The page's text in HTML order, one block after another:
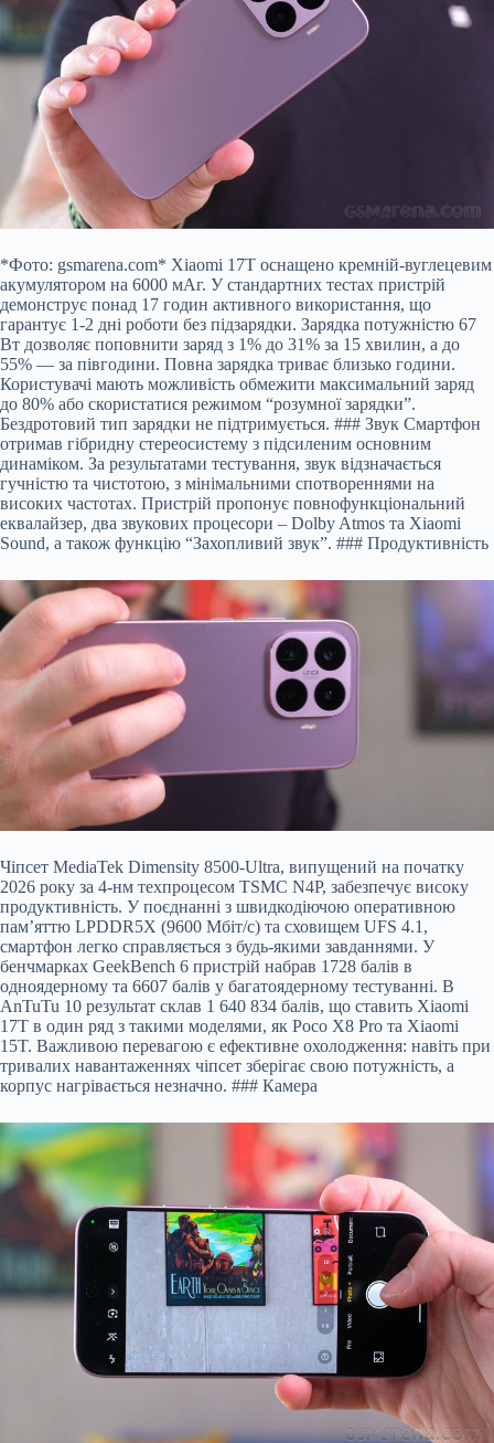
*Фото: gsmarena.com* Xiaomi 17T оснащено кремній-вуглецевим
акумулятором на 6000 мАг. У стандартних тестах пристрій
демонструє понад 17 годин активного використання, що
гарантує 1-2 дні роботи без підзарядки. Зарядка потужністю 67
Вт дозволяє поповнити заряд з 1% до 31% за 15 хвилин, а до
55% — за півгодини. Повна зарядка триває близько години.
Користувачі мають можливість обмежити максимальний заряд
до 80% або скористатися режимом “розумної зарядки”.
Бездротовий тип зарядки не підтримується. ### Звук Смартфон
отримав гібридну стереосистему з підсиленим основним
динаміком. За результатами тестування, звук відзначається
гучністю та чистотою, з мінімальними спотвореннями на
високих частотах. Пристрій пропонує повнофункціональний
еквалайзер, два звукових процесори – Dolby Atmos та Xiaomi
Sound, а також функцію “Захопливий звук”. ### Продуктивність
Чіпсет MediaTek Dimensity 8500-Ultra, випущений на початку
2026 року за 4-нм техпроцесом TSMC N4P, забезпечує високу
продуктивність. У поєднанні з швидкодіючою оперативною
пам’яттю LPDDR5X (9600 Мбіт/с) та сховищем UFS 4.1,
смартфон легко справляється з будь-якими завданнями. У
бенчмарках GeekBench 6 пристрій набрав 1728 балів в
одноядерному та 6607 балів у багатоядерному тестуванні. В
AnTuTu 10 результат склав 1 640 834 балів, що ставить Xiaomi
17T в один ряд з такими моделями, як Poco X8 Pro та Xiaomi
15T. Важливою перевагою є ефективне охолодження: навіть при
тривалих навантаженнях чіпсет зберігає свою потужність, а
корпус нагрівається незначно. ### Камера